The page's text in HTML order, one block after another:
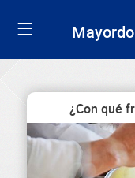
¿Con qué